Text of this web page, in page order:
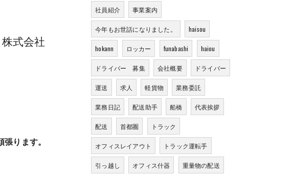
式会社
ります。
社員紹介 事業案内
今年もお世話になりました。 haisou
hokann ロッカー funabashi haiou
ドライバー 募集 会社概要 ドライバー
運送 求人 軽貨物 業務委託
業務日記 配送助手 船橋 代表挨拶
配送 首都圏 トラック
オフィスレイアウト トラック運転手
引っ越し オフィス什器 重量物の配送